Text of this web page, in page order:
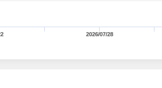
2026/07/28